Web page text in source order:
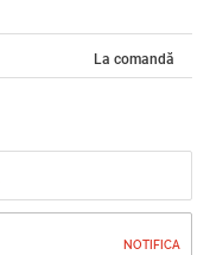
La comandă
NOTIFICA